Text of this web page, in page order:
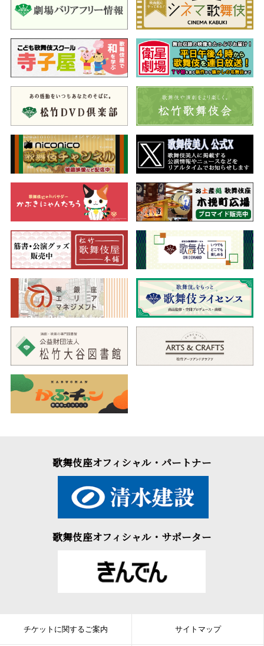
歌舞伎座オフィシャル・パートナー
歌舞伎座オフィシャル・サポーター
チケットに関するご案内 サイトマップ